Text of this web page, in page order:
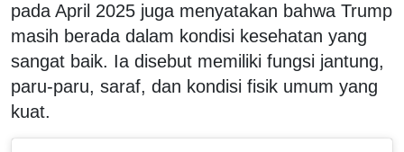
pada April 2025 juga menyatakan bahwa Trump
masih berada dalam kondisi kesehatan yang
sangat baik. Ia disebut memiliki fungsi jantung,
paru-paru, saraf, dan kondisi fisik umum yang
kuat.